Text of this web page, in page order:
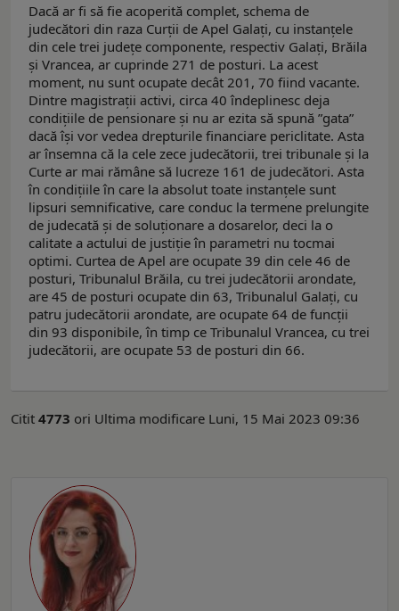
Dacă ar fi să fie acoperită complet, schema de
judecători din raza Curții de Apel Galați, cu instanțele
din cele trei județe componente, respectiv Galați, Brăila
și Vrancea, ar cuprinde 271 de posturi. La acest
moment, nu sunt ocupate decât 201, 70 fiind vacante.
Dintre magistrații activi, circa 40 îndeplinesc deja
condițiile de pensionare și nu ar ezita să spună ”gata”
dacă își vor vedea drepturile financiare periclitate. Asta
ar însemna că la cele zece judecătorii, trei tribunale și la
Curte ar mai rămâne să lucreze 161 de judecători. Asta
în condițiile în care la absolut toate instanțele sunt
lipsuri semnificative, care conduc la termene prelungite
de judecată și de soluționare a dosarelor, deci la o
calitate a actului de justiție în parametri nu tocmai
optimi. Curtea de Apel are ocupate 39 din cele 46 de
posturi, Tribunalul Brăila, cu trei judecătorii arondate,
are 45 de posturi ocupate din 63, Tribunalul Galați, cu
patru judecătorii arondate, are ocupate 64 de funcții
din 93 disponibile, în timp ce Tribunalul Vrancea, cu trei
judecătorii, are ocupate 53 de posturi din 66.
Citit 4773 ori Ultima modificare Luni, 15 Mai 2023 09:36